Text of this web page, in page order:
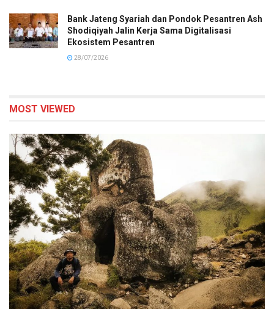
Bank Jateng Syariah dan Pondok Pesantren Ash
Shodiqiyah Jalin Kerja Sama Digitalisasi
Ekosistem Pesantren
28/07/2026
MOST VIEWED